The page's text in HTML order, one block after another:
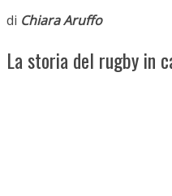
di Chiara Aruffo
La storia del rugby in